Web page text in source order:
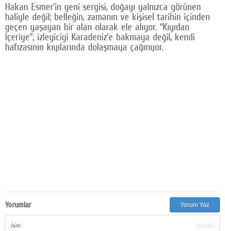
Hakan Esmer’in yeni sergisi, doğayı yalnızca görünen
haliyle değil; belleğin, zamanın ve kişisel tarihin içinden
geçen yaşayan bir alan olarak ele alıyor. “Kıyıdan
İçeriye”, izleyiciyi Karadeniz’e bakmaya değil, kendi
hafızasının kıyılarında dolaşmaya çağırıyor.
Yorumlar Yorum Yaz
İsim: (gerekli)